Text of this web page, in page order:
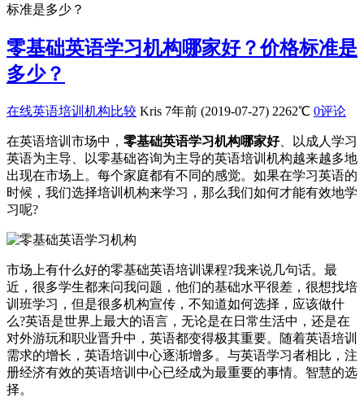
标准是多少？
零基础英语学习机构哪家好？价格标准是
多少？
在线英语培训机构比较 Kris 7年前 (2019-07-27) 2262℃ 0评论
在英语培训市场中， 零基础英语学习机构哪家好、以成人学习
英语为主导、以零基础咨询为主导的英语培训机构越来越多地
出现在市场上。每个家庭都有不同的感觉。如果在学习英语的
时候，我们选择培训机构来学习，那么我们如何才能有效地学
习呢?
市场上有什么好的零基础英语培训课程?我来说几句话。最
近，很多学生都来问我问题，他们的基础水平很差，很想找培
训班学习，但是很多机构宣传，不知道如何选择，应该做什
么?英语是世界上最大的语言，无论是在日常生活中，还是在
对外游玩和职业晋升中，英语都变得极其重要。随着英语培训
需求的增长，英语培训中心逐渐增多。与英语学习者相比，注
册经济有效的英语培训中心已经成为最重要的事情。智慧的选
择。